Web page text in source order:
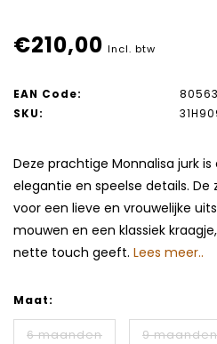
€210,00 Incl. btw
EAN Code:
SKU:
Deze prachtige Monnalisa jurk
elegantie en speelse details. De
voor een lieve en vrouwelijke
mouwen en een klassiek
nette touch geeft. Lees meer..
Maat:
6 maanden 9 maanden